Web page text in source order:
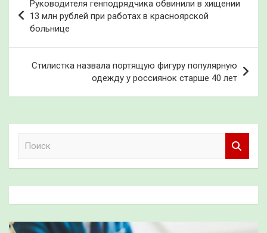
по
записям
Руководителя генподрядчика обвинили в хищении
13 млн рублей при работах в красноярской
больнице
Стилистка назвала портящую фигуру популярную
одежду у россиянок старше 40 лет
к